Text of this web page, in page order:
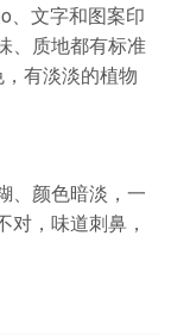
、文字和图案印
、质地都有标准
有淡淡的植物
、颜色暗淡，一
，味道刺鼻，